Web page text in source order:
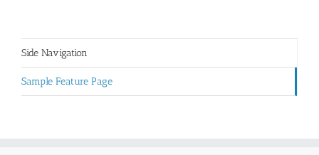
Side Navigation
Sample Feature Page